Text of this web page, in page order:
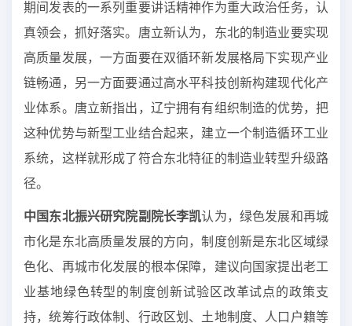
期间发表的一系列重要讲话精神作为重大政治任务，认
真领会，抓好落实。唐立新认为，东北的制造业要实现
高质量发展，一方面要在双循环新发展格局下实现产业
链畅通，另一方面要通过高水平科技创新构建现代化产
业体系。唐立新指出，辽宁拥有有组织制造的优势，把
这种优势与新型工业结合起来，建立一个制造循环工业
系统，这样就形成了符合东北特征的制造业转型升级路
径。
中国东北振兴研究院副院长李凯认为，绿色发展和再城
市化是东北高质量发展的方向，制度创新是东北区域绿
色化、再城市化发展的根本保障，建议向国家提出老工
业基地绿色转型的制度创新试验区改革试点的政策支
持，统筹行政体制、行政区划、土地制度、人口户籍等